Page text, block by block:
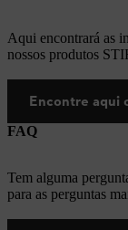
Aqui encontrará as
nossos produtos
Encontre aqui
FAQ
Tem alguma
para as perguntas